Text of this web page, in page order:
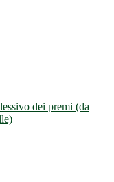
dei premi (da